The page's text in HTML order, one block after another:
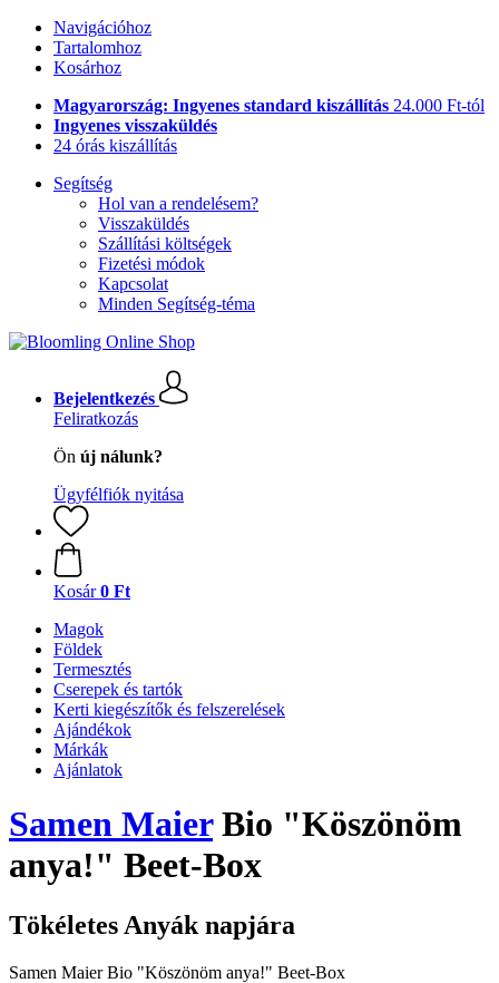
Navigációhoz
Tartalomhoz
Kosárhoz
Magyarország: Ingyenes standard kiszállítás 24.000 Ft-tól
Ingyenes visszaküldés
24 órás kiszállítás
Segítség
Hol van a rendelésem?
Visszaküldés
Szállítási költségek
Fizetési módok
Kapcsolat
Minden Segítség-téma
Bejelentkezés
Feliratkozás
Ön új nálunk?
Ügyfélfiók nyitása
Kosár 0 Ft
Magok
Földek
Termesztés
Cserepek és tartók
Kerti kiegészítők és felszerelések
Ajándékok
Márkák
Ajánlatok
Samen MaierBio "Köszönöm
anya!" Beet-Box
Tökéletes Anyák napjára
Samen Maier Bio "Köszönöm anya!" Beet-Box